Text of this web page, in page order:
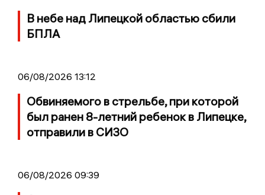
В небе над Липецкой областью сбили
БПЛА
06/08/2026 13:12
Обвиняемого в стрельбе, при которой
был ранен 8-летний ребенок в Липецке,
отправили в СИЗО
06/08/2026 09:39